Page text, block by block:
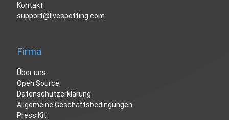
Kontakt
support@livespotting.com
Firma
Über uns
Open Source
Datenschutzerklärung
Allgemeine Geschäftsbedingungen
Press Kit